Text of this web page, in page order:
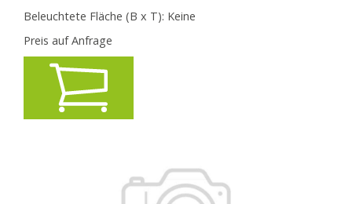
Beleuchtete Fläche (B x T): Keine
Preis auf Anfrage